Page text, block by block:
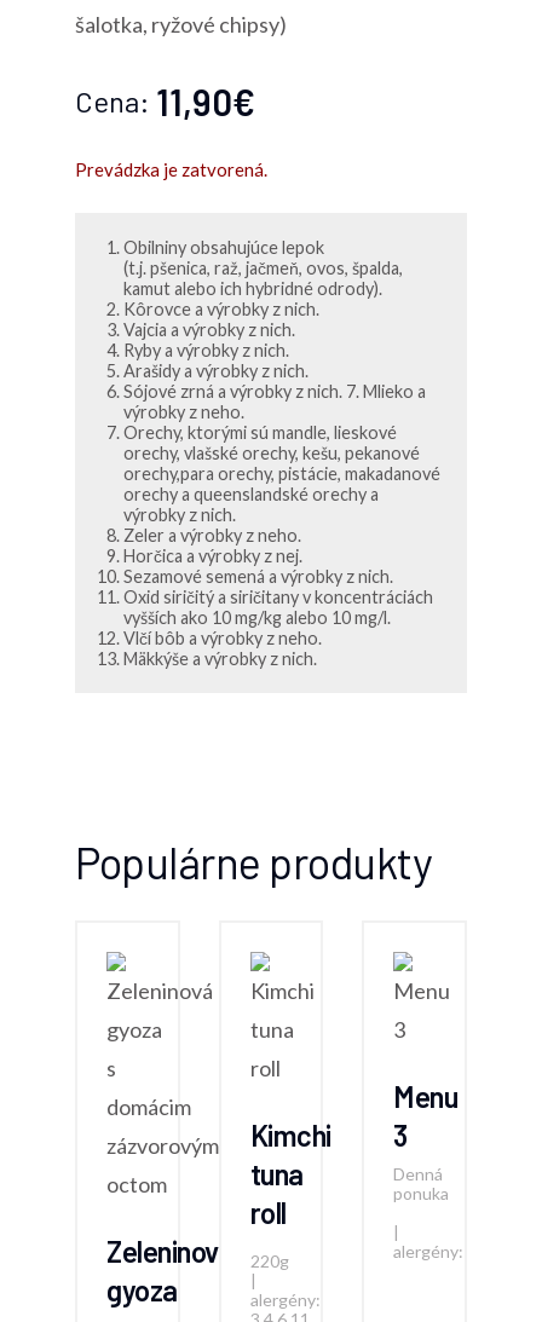
šalotka, ryžové chipsy)
Cena: 11,90€
Prevádzka je zatvorená.
Obilniny obsahujúce lepok
(t.j. pšenica, raž, jačmeň, ovos, špalda,
kamut alebo ich hybridné odrody).
Kôrovce a výrobky z nich.
Vajcia a výrobky z nich.
Ryby a výrobky z nich.
Arašidy a výrobky z nich.
Sójové zrná a výrobky z nich. 7. Mlieko a
výrobky z neho.
Orechy, ktorými sú mandle, lieskové
orechy, vlašské orechy, kešu, pekanové
orechy,para orechy, pistácie, makadanové
orechy a queenslandské orechy a
výrobky z nich.
Zeler a výrobky z neho.
Horčica a výrobky z nej.
Sezamové semená a výrobky z nich.
Oxid siričitý a siričitany v koncentráciách
vyšších ako 10 mg/kg alebo 10 mg/l.
Vlčí bôb a výrobky z neho.
Mäkkýše a výrobky z nich.
Populárne produkty
Zeleninová
gyoza
Kimchi
tuna
roll
220g
|
alergény:
Menu
3
Denná
ponuka
|
alergény: